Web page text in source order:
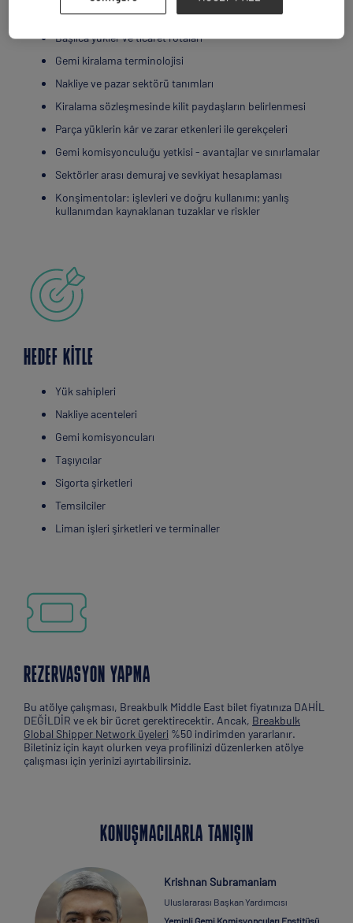
geliştirmek üzere tasarlanmıştır:
Başlıca yükler ve ticaret rotaları
Gemi kiralama terminolojisi
Nakliye ve pazar sektörü tanımları
Kiralama sözleşmesinde kilit paydaşların belirlenmesi
Parça yüklerin kâr ve zarar etkenleri ile gerekçeleri
Gemi komisyonculuğu yetkisi - avantajlar ve sınırlamalar
Sektörler arası demuraj ve sevkiyat hesaplaması
Konşimentolar: işlevleri ve doğru kullanımı; yanlış
kullanımdan kaynaklanan tuzaklar ve riskler
HEDEF KITLE
Yük sahipleri
Nakliye acenteleri
Gemi komisyoncuları
Taşıyıcılar
Sigorta şirketleri
Temsilciler
Liman işleri şirketleri ve terminaller
REZERVASYON YAPMA
Bu atölye çalışması, Breakbulk Middle East bilet fiyatınıza DAHİL
DEĞİLDİR ve ek bir ücret gerektirecektir. Ancak, Breakbulk
Global Shipper Network üyeleri %50 indirimden yararlanır.
Biletiniz için kayıt olurken veya profilinizi düzenlerken atölye
çalışması için yerinizi ayırtabilirsiniz.
KONUŞMACILARLA TANIŞIN
Krishnan Subramaniam
Uluslararası Başkan Yardımcısı
Yeminli Gemi Komisyoncuları Enstitüsü